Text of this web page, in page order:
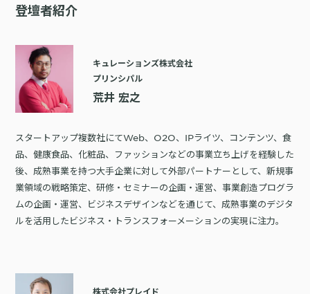
登壇者紹介
キュレーションズ株式会社
プリンシパル
荒井 宏之
スタートアップ複数社にてWeb、O2O、IPライツ、コンテンツ、食
品、健康食品、化粧品、ファッションなどの事業立ち上げを経験した
後、成熟事業を持つ大手企業に対して外部パートナーとして、新規事
業領域の戦略策定、研修・セミナーの企画・運営、事業創造プログラ
ムの企画・運営、ビジネスデザインなどを通じて、成熟事業のデジタ
ルを活用したビジネス・トランスフォーメーションの実現に注力。
株式会社プレイド